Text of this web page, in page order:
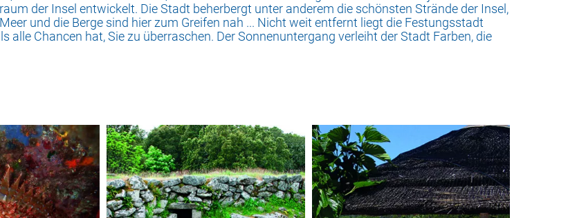
der Insel entwickelt. Die Stadt beherbergt unter anderem die schönsten Strände der Insel,
und die Berge sind hier zum Greifen nah ... Nicht weit entfernt liegt die Festungsstadt
alle Chancen hat, Sie zu überraschen. Der Sonnenuntergang verleiht der Stadt Farben, die